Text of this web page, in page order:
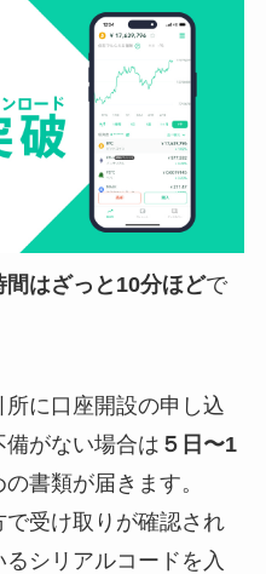
はざっと10分ほどで
に口座開設の申し込
がない場合は ５日〜1
書類が届きます。
受け取りが確認され
シリアルコードを入